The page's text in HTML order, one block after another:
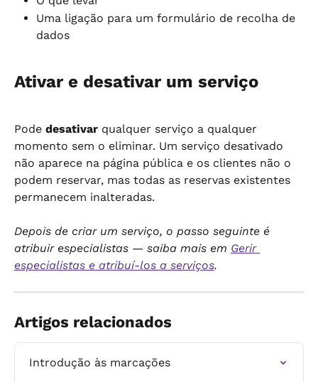
Uma ligação para um formulário de recolha de
dados
Ativar e desativar um serviço
Pode desativar qualquer serviço a qualquer
momento sem o eliminar. Um serviço desativado
não aparece na página pública e os clientes não o
podem reservar, mas todas as reservas existentes
permanecem inalteradas.
Depois de criar um serviço, o passo seguinte é
atribuir especialistas — saiba mais em Gerir
especialistas e atribuí-los a serviços.
Artigos relacionados
Introdução às marcações